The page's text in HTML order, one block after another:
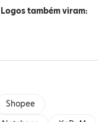
também viram:
Shopee